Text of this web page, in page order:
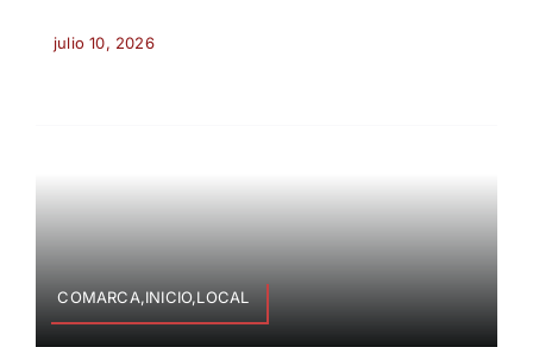
julio 10, 2026
COMARCA,INICIO,LOCAL